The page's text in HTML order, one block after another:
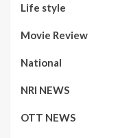
Life style
Movie Review
National
NRI NEWS
OTT NEWS